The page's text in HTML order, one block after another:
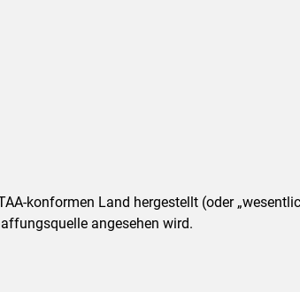
konformen Land hergestellt (oder
angesehen wird.